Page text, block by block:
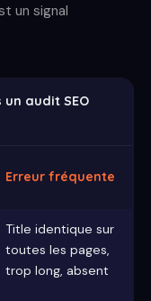
un signal
audit SEO
Erreur fréquente
Title identique sur
toutes les pages,
trop long, absent